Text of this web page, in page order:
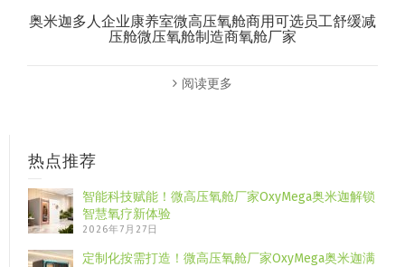
奥米迦多人企业康养室微高压氧舱商用可选员工舒缓减
压舱微压氧舱制造商氧舱厂家
阅读更多
热点推荐
智能科技赋能！微高压氧舱厂家OxyMega奥米迦解锁
智慧氧疗新体验
2026年7月27日
定制化按需打造！微高压氧舱厂家OxyMega奥米迦满